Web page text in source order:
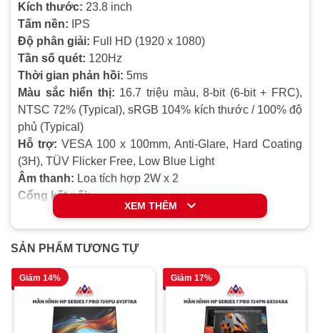
Kích thước: 23.8 inch
Tấm nền: IPS
Độ phân giải: Full HD (1920 x 1080)
Tần số quét: 120Hz
Thời gian phản hồi: 5ms
Màu sắc hiển thị: 16.7 triệu màu, 8-bit (6-bit + FRC),
NTSC 72% (Typical), sRGB 104% kích thước / 100% độ
phủ (Typical)
Hỗ trợ: VESA 100 x 100mm, Anti-Glare, Hard Coating
(3H), TÜV Flicker Free, Low Blue Light
Âm thanh: Loa tích hợp 2W x 2
Cổng kết nối:
3 x USB 3.2 Type-A Downstream
-1 x USB 3.2 Type-C Downstream (sạc 15W)
-1 x USB 3.2 Type-C Upstream (DisplayPort Alt Mode,
-1 x HDMI 1.4
1 x DisplayPort
Phụ kiện đi kèm:Cáp nguồn, Cáp HDMI, Cáp USB
XEM THÊM
SẢN PHẨM TƯƠNG TỰ
Giảm 14% Giảm 17%